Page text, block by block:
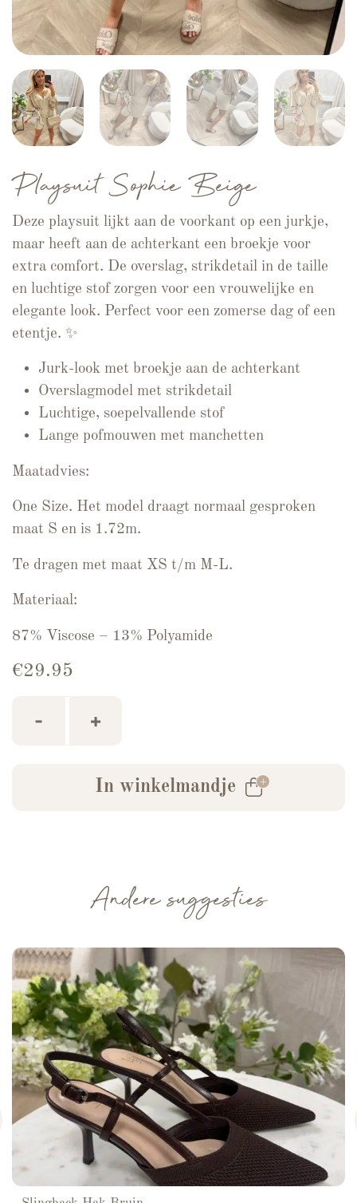
Playsuit Sophie Beige
Deze playsuit lijkt aan de voorkant op een jurkje,
maar heeft aan de achterkant een broekje voor
extra comfort. De overslag, strikdetail in de taille
en luchtige stof zorgen voor een vrouwelijke en
elegante look. Perfect voor een zomerse dag of een
etentje. ✨
Jurk-look met broekje aan de achterkant
Overslagmodel met strikdetail
Luchtige, soepelvallende stof
Lange pofmouwen met manchetten
Maatadvies:
One Size. Het model draagt normaal gesproken
maat S en is 1.72m.
Te dragen met maat XS t/m M-L.
Materiaal:
87% Viscose – 13% Polyamide
€29.95
- +
In winkelmandje
Andere suggesties